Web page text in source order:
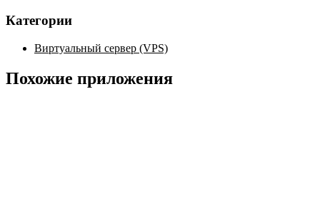
Категории
Виртуальный сервер (VPS)
Похожие приложения